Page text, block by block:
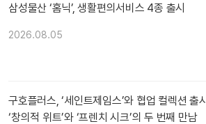
삼성물산 ‘홈닉’, 생활편의서비스 4종 출시
2026.08.05
구호플러스, ‘세인트제임스’와 협업 컬렉션 출시
‘창의적 위트’와 ‘프렌치 시크’의 두 번째 만남